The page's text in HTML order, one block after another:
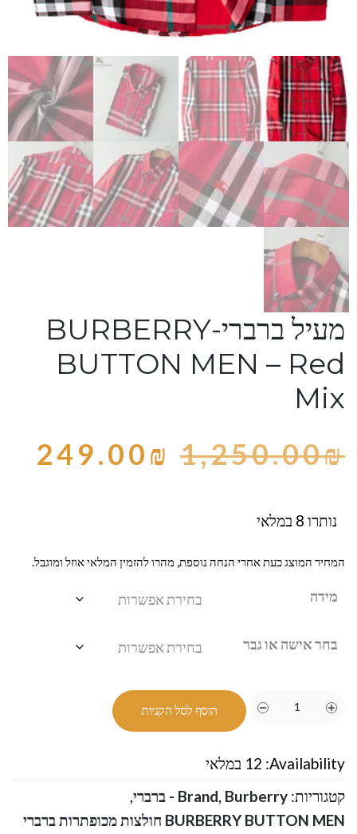
מעיל ברברי-BURBERRY
BUTTON MEN – Red
Mix
1,250.00₪
249.00₪
נותרו 8 במלאי
המחיר המוצג כעת אחרי הנחה נוספת, מהרו להזמין המלאי אוזל ומוגבל.
מידה
בחר אישה או גבר
הוסף לסל הקניות
Availability: 12 במלאי
קטגוריות:
Brand, Burberry - ברברי
,
BURBERRY BUTTON MEN חולצות מכופתרות ברברי